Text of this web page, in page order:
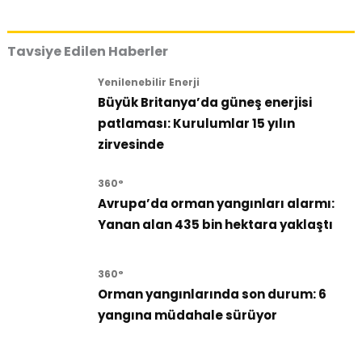
Tavsiye Edilen Haberler
Yenilenebilir Enerji
Büyük Britanya’da güneş enerjisi
patlaması: Kurulumlar 15 yılın
zirvesinde
360°
Avrupa’da orman yangınları alarmı:
Yanan alan 435 bin hektara yaklaştı
360°
Orman yangınlarında son durum: 6
yangına müdahale sürüyor